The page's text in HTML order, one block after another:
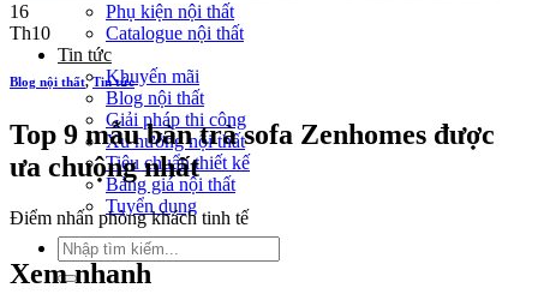
Phụ kiện nội thất
Catalogue nội thất
Tin tức
Khuyến mãi
Blog nội thất
Giải pháp thi công
Xu hướng nội thất
Tiêu chuẩn thiết kế
Bảng giá nội thất
Tuyển dụng
Tìm
kiếm:
16
Th10
Blog nội thất,Tin tức
Top 9 mẫu bàn trà sofa Zenhomes được
ưa chuộng nhất
Điểm nhấn phòng khách tinh tế
Xem nhanh